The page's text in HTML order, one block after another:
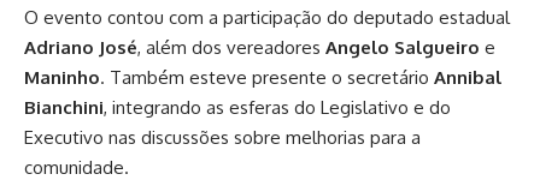
O evento contou com a participação do deputado estadual
Adriano José, além dos vereadores Angelo Salgueiro e
Maninho. Também esteve presente o secretário Annibal
Bianchini, integrando as esferas do Legislativo e do
Executivo nas discussões sobre melhorias para a
comunidade.